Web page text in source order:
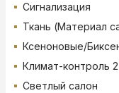
Сигнализация
Ткань (Материал
Ксеноновые/
Климат-контроль
Светлый салон